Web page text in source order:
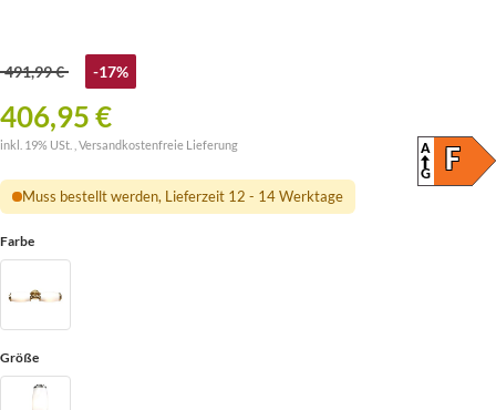
491,99 € -17%
406,95 €
A
G
F
inkl. 19% USt. , Versandkostenfreie Lieferung
Muss bestellt werden, Lieferzeit 12 - 14 Werktage
Farbe
Größe